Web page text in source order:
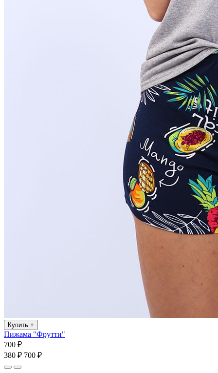
Купить +
Пижама "Фрутти"
700 ₽
380 ₽ 700 ₽